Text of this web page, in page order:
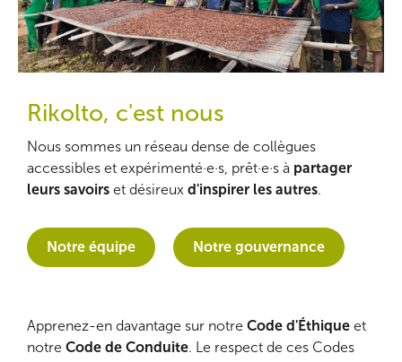
Rikolto, c'est nous
Nous sommes un réseau dense de collègues
accessibles et expérimenté·e·s, prêt·e·s à partager
leurs savoirs et désireux d'inspirer les autres.
Notre équipe Notre gouvernance
Apprenez-en davantage sur notre Code d'Éthique et
notre Code de Conduite. Le respect de ces Codes